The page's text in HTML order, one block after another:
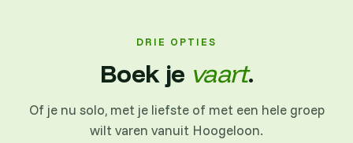
DRIE OPTIES
Boek je vaart.
Of je nu solo, met je liefste of met een hele groep
wilt varen vanuit Hoogeloon.